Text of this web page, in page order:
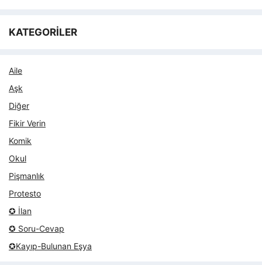
KATEGORİLER
Aile
Aşk
Diğer
Fikir Verin
Komik
Okul
Pişmanlık
Protesto
✪ İlan
✪ Soru-Cevap
✪Kayıp-Bulunan Eşya